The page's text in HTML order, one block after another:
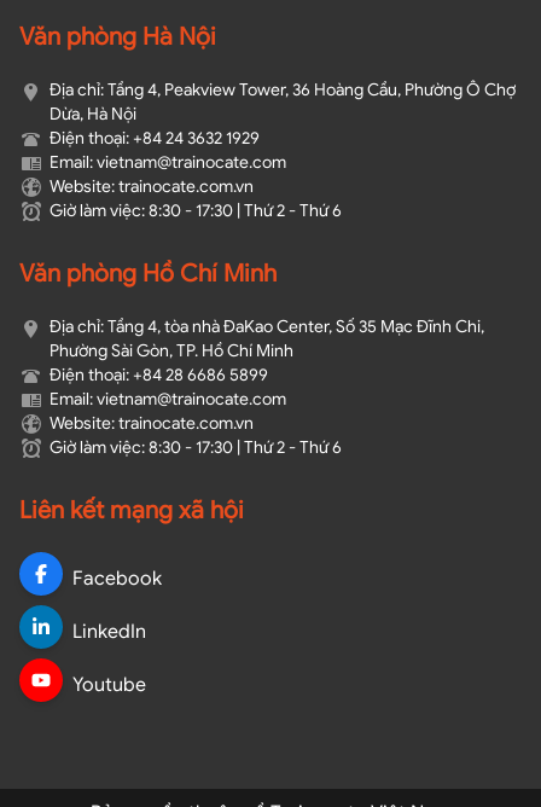
Văn phòng Hà Nội
Địa chỉ: Tầng 4, Peakview Tower, 36 Hoàng Cầu, Phường Ô Chợ
Dừa, Hà Nội
Điện thoại: +84 24 3632 1929
Email: vietnam@trainocate.com​
Website: trainocate.com.vn
Giờ làm việc: 8:30 - 17:30 | Thứ 2 - Thứ 6
Văn phòng Hồ Chí Minh
Địa chỉ: Tầng 4, tòa nhà ĐaKao Center, Số 35 Mạc Đĩnh Chi,
Phường Sài Gòn, TP. Hồ Chí Minh
Điện thoại: +84 28 6686 5899
Email: vietnam@trainocate.com​
Website: trainocate.com.vn
Giờ làm việc: 8:30 - 17:30 | Thứ 2 - Thứ 6
Liên kết mạng xã hội
Facebook
LinkedIn
Youtube